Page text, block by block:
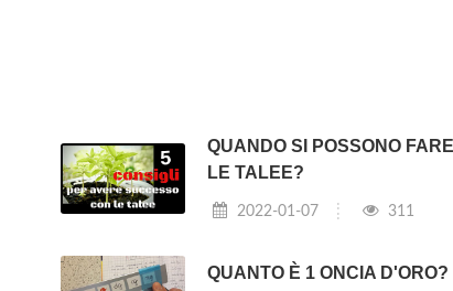
QUANDO SI POSSONO FARE
LE TALEE?
2022-01-07 311
QUANTO È 1 ONCIA D'ORO?